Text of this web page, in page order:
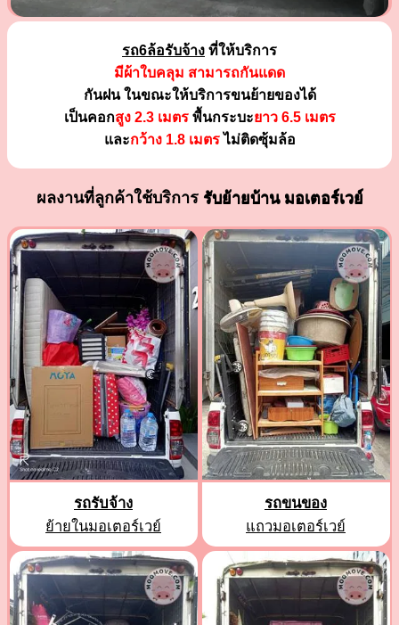
รถ6ล้อรับจ้าง ที่ให้บริการ
มีผ้าใบคลุม สามารถกันแดด
กันฝน ในขณะให้บริการขนย้ายของได้
เป็นคอกสูง 2.3 เมตรพื้นกระบะยาว 6.5 เมตร
และกว้าง 1.8 เมตรไม่ติดซุ้มล้อ
ผลงานที่ลูกค้าใช้บริการ รับย้ายบ้าน มอเตอร์เวย์
รถรับจ้าง
ย้ายในมอเตอร์เวย์
รถขนของ
แถวมอเตอร์เวย์